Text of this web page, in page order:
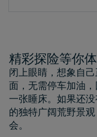
精彩探险等你
闭上眼睛，想象自
面，无需停车加油
一张睡床。如果还
的独特广阔荒野景
会。